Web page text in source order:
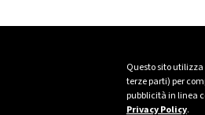
Questo sito
terze parti) per
pubblicità in linea
Privacy Policy.